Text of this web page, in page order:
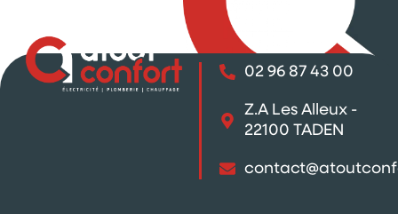
02 96 87 43 00
Z.A Les Alleux -
22100 TADEN